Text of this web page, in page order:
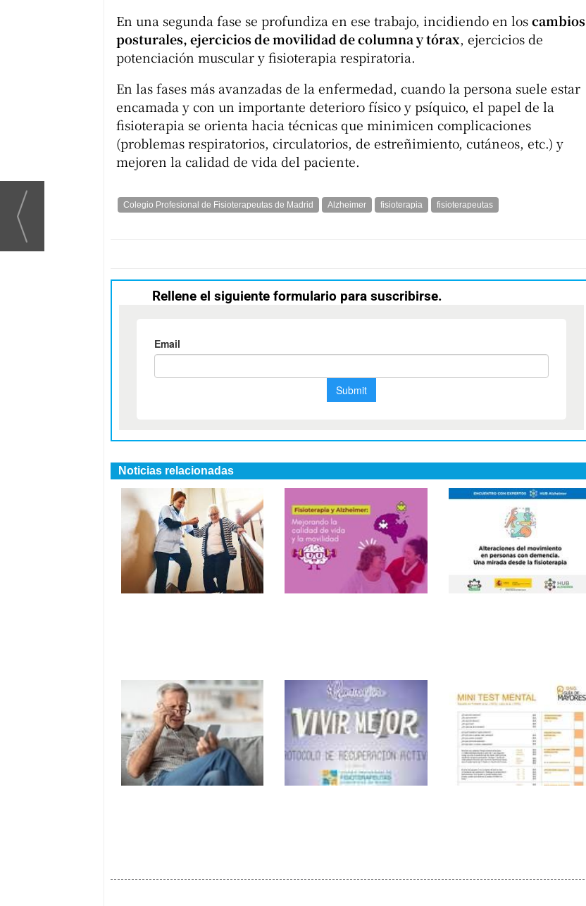
En una segunda fase se profundiza en ese trabajo, incidiendo en los cambios
posturales, ejercicios de movilidad de columna y tórax, ejercicios de
potenciación muscular y fisioterapia respiratoria.
En las fases más avanzadas de la enfermedad, cuando la persona suele estar
encamada y con un importante deterioro físico y psíquico, el papel de la
fisioterapia se orienta hacia técnicas que minimicen complicaciones
(problemas respiratorios, circulatorios, de estreñimiento, cutáneos, etc.) y
mejoren la calidad de vida del paciente.
Colegio Profesional de Fisioterapeutas de Madrid Alzheimer fisioterapia fisioterapeutas
Rellene el siguiente formulario para suscribirse.
Noticias relacionadas